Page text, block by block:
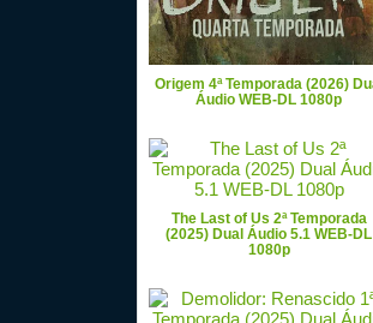
Origem 4ª Temporada (2026)
Áudio WEB-DL 1080p
The Last of Us 2ª Temporada
(2025) Dual Áudio 5.1 WEB-DL
1080p